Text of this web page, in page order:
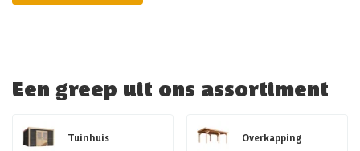
Een greep uit ons assortiment
Tuinhuis Overkapping